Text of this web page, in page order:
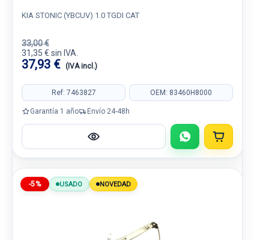
KIA STONIC (YBCUV) 1.0 TGDI CAT
33,00 €
31,35 € sin IVA.
37,93 € (IVA incl.)
Ref: 7463827 OEM: 83460H8000
Garantía 1 año Envío 24-48h
-5% USADO NOVEDAD